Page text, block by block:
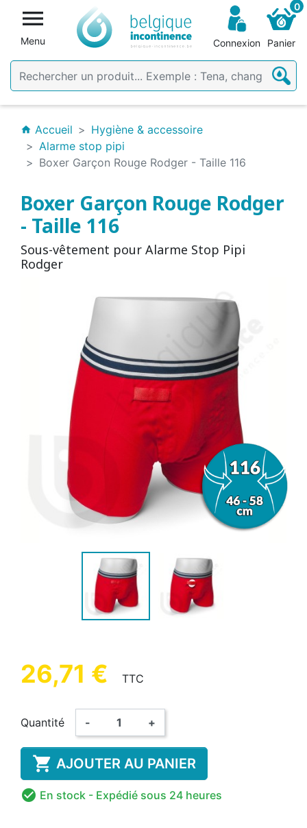

Menu Connexion
0
Panier
home Accueil
Hygiène & accessoire
Alarme stop pipi
Boxer Garçon Rouge Rodger - Taille 116
Boxer Garçon Rouge Rodger
- Taille 116
Sous-vêtement pour Alarme Stop Pipi
Rodger
26,71 € TTC
Quantité - +
 AJOUTER AU PANIER
 En stock - Expédié sous 24 heures